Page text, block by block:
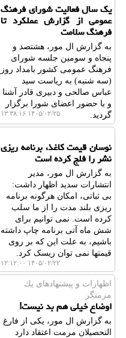
یک سال فعالیت شورای فرهنگ
عمومی از گزارش عملکرد تا
فرهنگ سلامت
به گزارش ال مور، هشتصد و
پنجاه و سومین جلسه شورای
فرهنگ عمومی کشور بامداد روز
(سه شنبه) به ریاست سید
عباس صالحی و دبیری قادر آشنا
و با حضور اعضای شورا برگزار
گردید.
۱۴۰۵/۰۲/۲۵ ۱۳:۳۸:۱۶
نوسان قیمت کاغذ، برنامه ریزی
نشر را فلج کرده است
به گزارش ال مور، مدیر
انتشارات سدید اظهار داشت:
بی ثباتی، امکان هرگونه برنامه
ریزی بلند مدت را از ما سلب
کرده است. نمی توانیم برای
شش ماه آتی برنامه چاپ داشته
باشیم، به علت این که بر روی
قیمتها نمی توان ریسک کرد.
۱۴۰۵/۰۲/۲۲ ۱۲:۱۲:۰۰
اظهارات و پیشنهادهای یك
مرمتگر
اوضاع خیلی هم بد نیست!
به گزارش ال مور، یکی از فارغ
التحصیلان مرمت اعتقاد دارد